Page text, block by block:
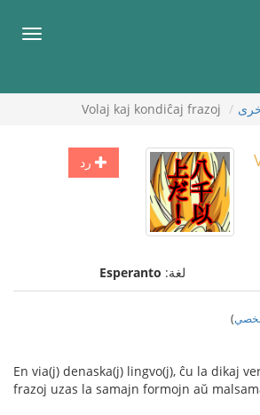
قائمة
Volaj kaj kondiĉaj frazoj
رد
لغة: Esperanto
)
En via(j) denaska(j) lingvo(j), ĉu la dikaj
frazoj uzas la samajn formojn aŭ